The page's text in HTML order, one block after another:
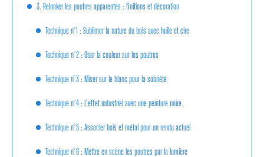
3. Relooker les poutres apparentes : finitions et décoration
Technique n°1 : Sublimer la nature du bois avec huile et cire
Technique n°2 : Oser la couleur sur les poutres
Technique n°3 : Miser sur le blanc pour la sobriété
Technique n°4 : L’effet industriel avec une peinture noire
Technique n°5 : Associer bois et métal pour un rendu actuel
Technique n°6 : Mettre en scène les poutres par la lumière